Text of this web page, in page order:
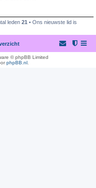
leden 21 • Ons nieuwste lid is
© phpBB Limited
phpBB.nl